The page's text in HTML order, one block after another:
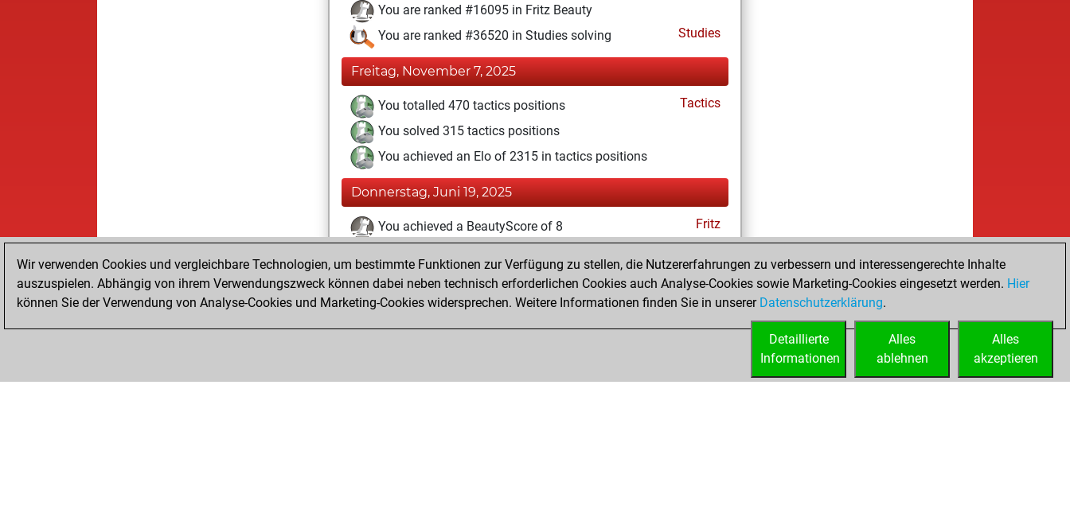
You are ranked #16095 in Fritz Beauty
You are ranked #36520 in Studies solving
Studies
Freitag, November 7, 2025
You totalled 470 tactics positions
Tactics
You solved 315 tactics positions
You achieved an Elo of 2315 in tactics positions
Donnerstag, Juni 19, 2025
You achieved a BeautyScore of 8
Fritz
You created your Fritz account
You created your Studies account
Studies
Wir verwenden Cookies und vergleichbare Technologien, um bestimmte Funktionen zur Verfügung zu stellen, die Nutzererfahrungen zu verbessern und interessengerechte Inhalte
auszuspielen. Abhängig von ihrem Verwendungszweck können dabei neben technisch erforderlichen Cookies auch Analyse-Cookies sowie Marketing-Cookies eingesetzt werden. Hier
können Sie der Verwendung von Analyse-Cookies und Marketing-Cookies widersprechen. Weitere Informationen finden Sie in unserer Datenschutzerklärung.
Alles
akzeptieren
Alles
ablehnen
Detaillierte
Informationen